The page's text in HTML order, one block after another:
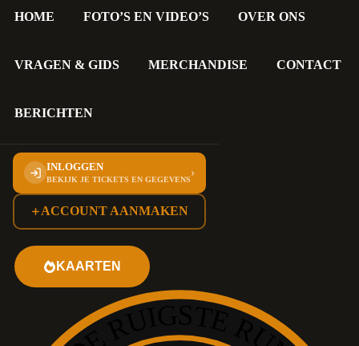
HOME
FOTO’S EN VIDEO’S OVER ONS
VRAGEN & GIDS MERCHANDISE CONTACT
BERICHTEN
INLOGGEN
BEKIJK JE TICKETS EN GEGEVENS›
ACCOUNT AANMAKEN
KAARTEN